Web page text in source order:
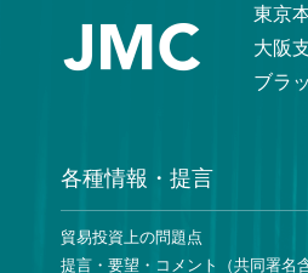
東京
大阪
ブラ
各種情報・提言
貿易投資上の問題点
提言・要望・コメント（共同署名含